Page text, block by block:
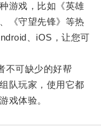
游戏，比如《英雄
《守望先锋》等热
、iOS，让您可
可缺少的好帮
队玩家，使用它都
戏体验。